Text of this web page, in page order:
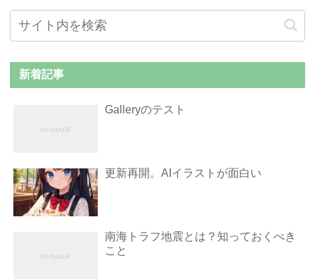
新着記事
Galleryのテスト
更新再開。AIイラストが面白い
南海トラフ地震とは？知っておくべき
こと